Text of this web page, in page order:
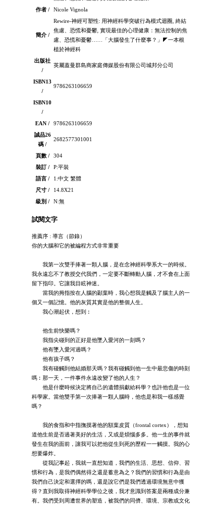
作者 /
Nicole Vignola
簡介 /
Rewire-神經可塑性: 用神經科學突破行為模式迴圈, 終結
焦慮、恐慌和憂鬱, 實現最佳的心理健康：無法控制的焦
慮、恐慌和憂鬱……「大腦發生了什麼事？」◤一本根
植於神經科
出版社
/
英屬蓋曼群島商家庭傳媒股份有限公司城邦分公司
ISBN13
/
9786263106659
ISBN10
/
EAN /
9786263106659
誠品26
碼 /
2682577301001
頁數 /
304
裝訂 /
P:平裝
語言 /
1:中文 繁體
尺寸 /
14.8X21
級別 /
N:無
試閱文字
推薦序 : 導言（節錄）
你的大腦和它的被編程方式非常重要
我第一次雙手捧著一顆人腦，是在念神經科學系大一的時候。
我永遠忘不了教授交代我們，一定要不斷轉動人腦，才不會在上面
留下指印。它讓我目眩神迷。
當我的拇指按在人腦的顳葉時，我心想我是觸及了腦主人的一
個又一個記憶。他的灰質其實是他的整個人生。
我心潮起伏，想到︰
他生前快樂嗎？
我指尖碰到的正好是他墜入愛河的一刻嗎？
他有墜入愛河過嗎？
他有孩子嗎？
我有碰觸到他結婚那天嗎？我有碰觸到他一生中最悲傷的時刻
嗎︰那一天，一件事件永遠改變了他的人生？
他是什麼時候決定將自己的遺體捐獻給科學？也許他也是一位
科學家。當他雙手第一次捧著一顆人腦時，他也是和我一樣感覺
嗎？
我的食指和中指撫摸著他的額葉皮質（frontal cortex），想知
道他生前是否過著美好的生活，又或是煩惱多多。他一生的事件就
發生在我的面前，讓我可以把他從生到死的歷程一一觸摸。我的心
想要爆炸。
從我記事起，我就一直想知道，我們的生活、思想、信仰、習
慣和行為，是我們偶然得之還是蓄意為之？我們的習慣和行為是由
我們自己決定和選擇的嗎，還是說它們是我們透過環境無意中獲
得？直到我取得神經科學學位之後，我才意識到答案是兩種成分兼
有。我們受到周遭世界的塑造，被我們的同儕、環境、宗教或文化